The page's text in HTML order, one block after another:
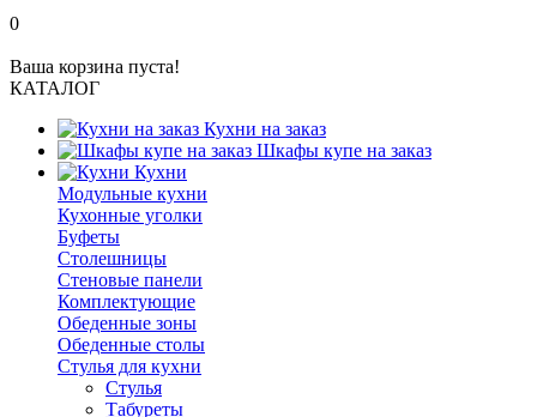
0
Ваша корзина пуста!
КАТАЛОГ
Кухни на заказ
Шкафы купе на заказ
Кухни
Модульные кухни
Кухонные уголки
Буфеты
Столешницы
Стеновые панели
Комплектующие
Обеденные зоны
Обеденные столы
Стулья для кухни
Cтулья
Табуреты